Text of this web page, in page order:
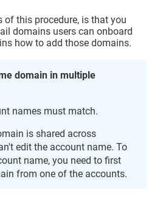
of this procedure, is that you
domains users can onboard
how to add those domains.
domain in multiple
names must match.
is shared across
edit the account name. To
name, you need to first
from one of the accounts.